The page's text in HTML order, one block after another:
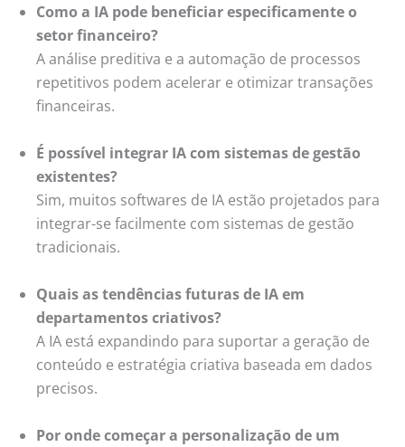
Como a IA pode beneficiar especificamente o
setor financeiro?
A análise preditiva e a automação de processos
repetitivos podem acelerar e otimizar transações
financeiras.
É possível integrar IA com sistemas de gestão
existentes?
Sim, muitos softwares de IA estão projetados para
integrar-se facilmente com sistemas de gestão
tradicionais.
Quais as tendências futuras de IA em
departamentos criativos?
A IA está expandindo para suportar a geração de
conteúdo e estratégia criativa baseada em dados
precisos.
Por onde começar a personalização de um